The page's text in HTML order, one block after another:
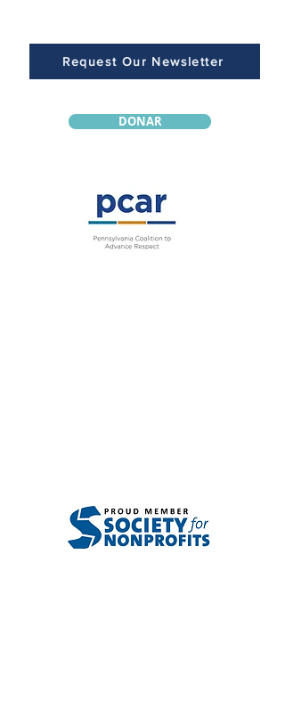
Request Our Newsletter
DONAR